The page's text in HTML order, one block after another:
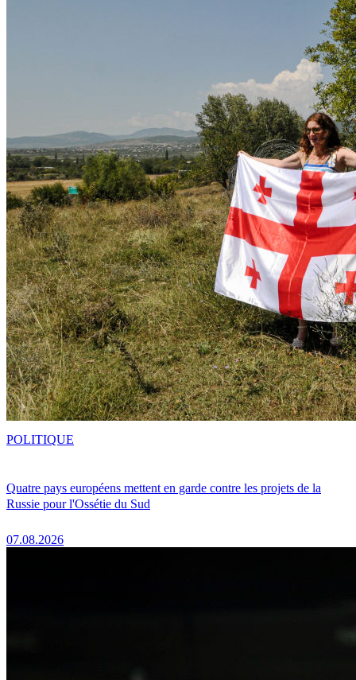
Quatre pays européens mettent en garde contre les projets de la
Russie pour l'Ossétie du Sud
07.08.2026
POLITIQUE